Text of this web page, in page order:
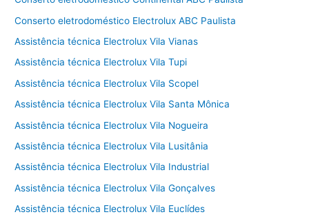
Conserto eletrodoméstico Electrolux ABC Paulista
Assistência técnica Electrolux Vila Vianas
Assistência técnica Electrolux Vila Tupi
Assistência técnica Electrolux Vila Scopel
Assistência técnica Electrolux Vila Santa Mônica
Assistência técnica Electrolux Vila Nogueira
Assistência técnica Electrolux Vila Lusitânia
Assistência técnica Electrolux Vila Industrial
Assistência técnica Electrolux Vila Gonçalves
Assistência técnica Electrolux Vila Euclídes